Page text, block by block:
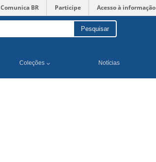
Comunica BR Participe Acesso à informação
Pesquisar
Coleções Notícias